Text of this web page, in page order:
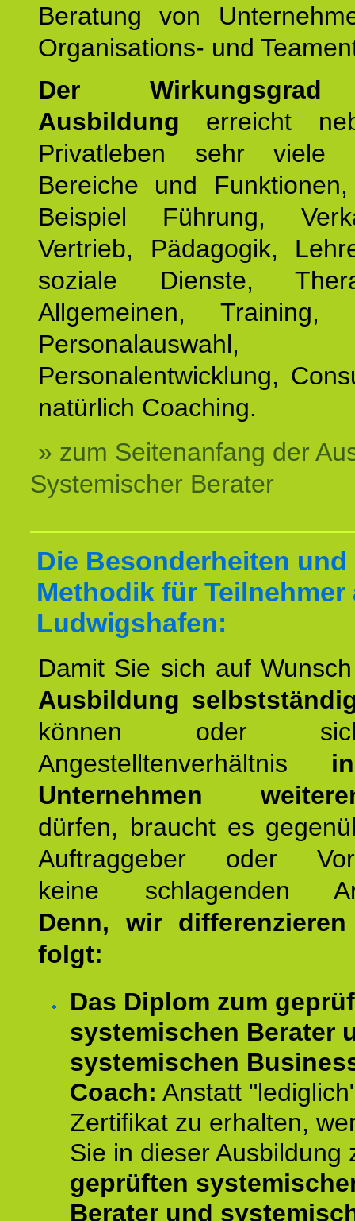
Beratung von
Organisations- und
Der
Ausbildung erreicht
Privatleben sehr viele
Bereiche und
Beispiel Führung,
Vertrieb, Pädagogik,
soziale Dienste,
Allgemeinen, Training,
Personalauswahl,
Personalentwicklung,
natürlich Coaching.
» zum Seitenanfang der
Systemischer Berater
Die Besonderheiten und
Methodik für Teilnehmer
Ludwigshafen:
Damit Sie sich auf
Ausbildung
können oder
Angestelltenverhältnis
Unternehmen
dürfen, braucht es
Auftraggeber oder
keine schlagenden
Denn, wir
folgt:
Das Diplom zum
systemischen Berater
systemischen
Coach: Anstatt
Zertifikat zu erhalten,
Sie in dieser Ausbildung
geprüften
Berater und